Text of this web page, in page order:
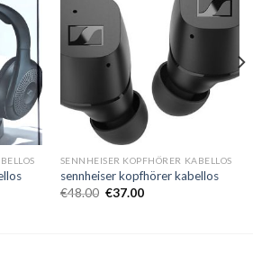
SENNHEISER KOPFHÖRER KABELLOS
sennheiser kopfhörer kabellos
€48.00 €37.00